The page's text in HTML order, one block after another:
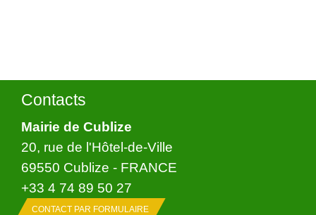
Contacts
Mairie de Cublize
20, rue de l'Hôtel-de-Ville
69550 Cublize - FRANCE
+33 4 74 89 50 27
CONTACT PAR FORMULAIRE